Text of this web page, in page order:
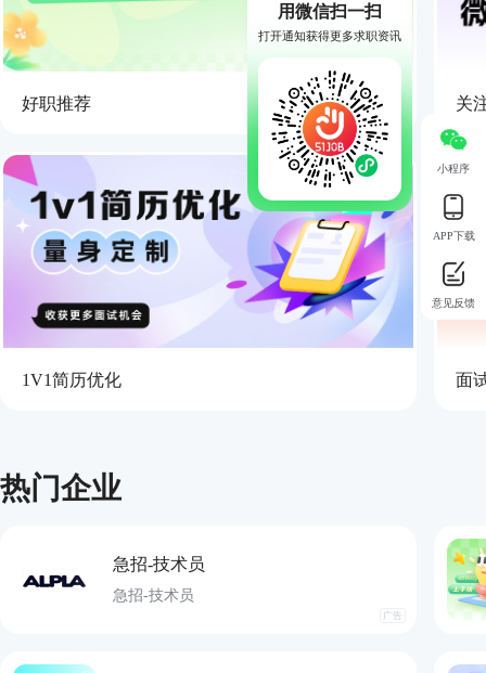
好职推荐 关
1V1简历优化 面
热门企业
急招-技术员
急招-技术员
广告
小程序
APP下载
意见反馈
用微信扫一扫
打开通知获得更多求职资讯